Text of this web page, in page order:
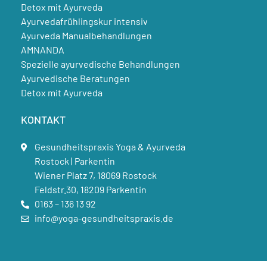
Detox mit Ayurveda
Ayurvedafrühlingskur intensiv
Ayurveda Manualbehandlungen
AMNANDA
Spezielle ayurvedische Behandlungen
Ayurvedische Beratungen
Detox mit Ayurveda
KONTAKT
Gesundheitspraxis Yoga & Ayurveda
Rostock | Parkentin
Wiener Platz 7, 18069 Rostock
Feldstr.30, 18209 Parkentin
0163 – 136 13 92
info@yoga-gesundheitspraxis.de